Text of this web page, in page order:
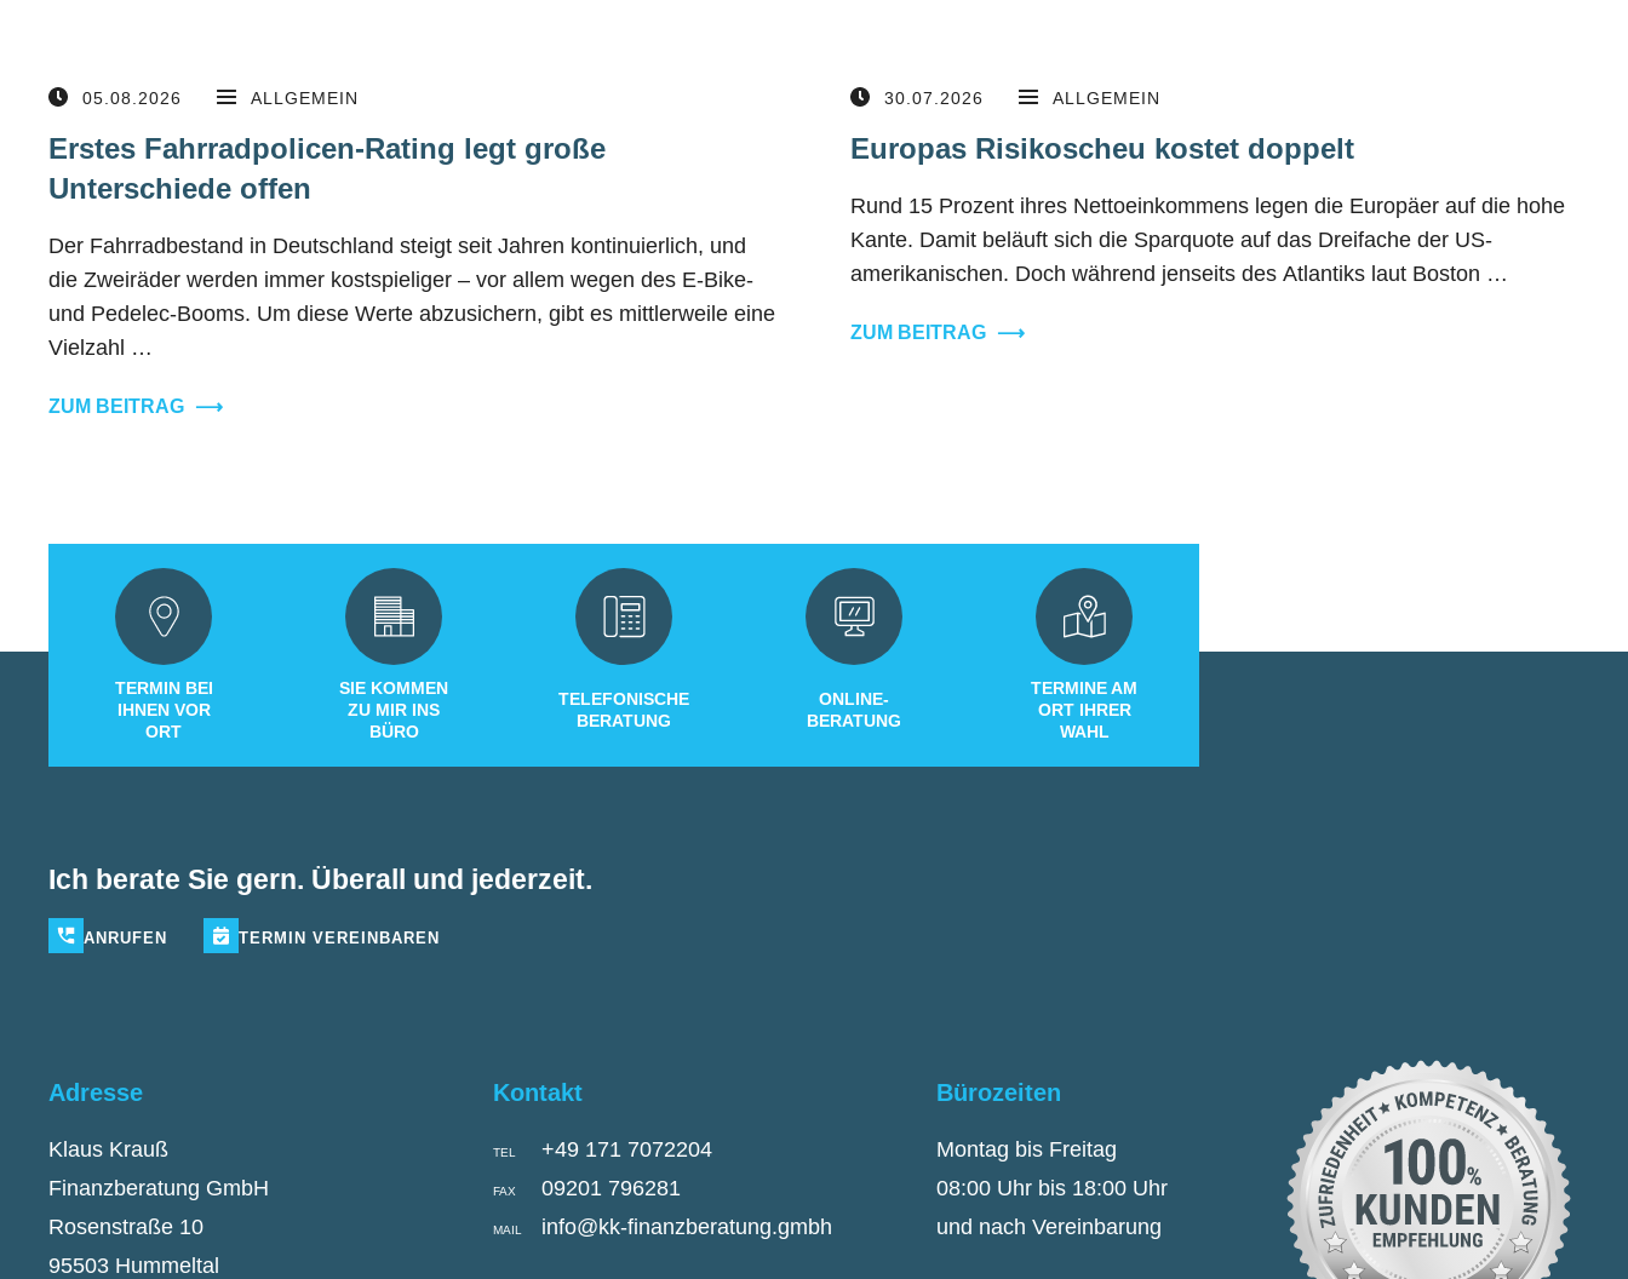
05.08.2026 ALLGEMEIN
Erstes Fahrradpolicen-Rating legt große
Unterschiede offen
Der Fahrradbestand in Deutschland steigt seit Jahren kontinuierlich, und
die Zweiräder werden immer kostspieliger – vor allem wegen des E-Bike-
und Pedelec-Booms. Um diese Werte abzusichern, gibt es mittlerweile eine
Vielzahl …
ZUM BEITRAG ⟶
30.07.2026 ALLGEMEIN
Europas Risikoscheu kostet doppelt
Rund 15 Prozent ihres Nettoeinkommens legen die Europäer auf die hohe
Kante. Damit beläuft sich die Sparquote auf das Dreifache der US-
amerikanischen. Doch während jenseits des Atlantiks laut Boston …
ZUM BEITRAG ⟶
TERMIN BEI
IHNEN VOR
ORT
SIE KOMMEN
ZU MIR INS
BÜRO
TELEFONISCHE
BERATUNG
ONLINE-
BERATUNG
TERMINE AM
ORT IHRER
WAHL
Ich berate Sie gern. Überall und jederzeit.
ANRUFEN TERMIN VEREINBAREN
Adresse
Klaus Krauß
Finanzberatung GmbH
Rosenstraße 10
95503 Hummeltal
Kontakt
TEL +49 171 7072204
FAX 09201 796281
MAIL info@kk-finanzberatung.gmbh
Bürozeiten
Montag bis Freitag
08:00 Uhr bis 18:00 Uhr
und nach Vereinbarung